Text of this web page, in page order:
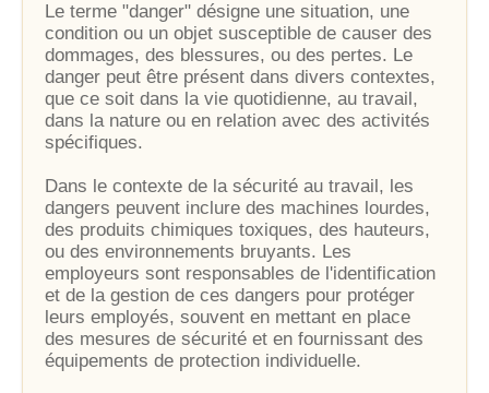
Le terme "danger" désigne une situation, une
condition ou un objet susceptible de causer des
dommages, des blessures, ou des pertes. Le
danger peut être présent dans divers contextes,
que ce soit dans la vie quotidienne, au travail,
dans la nature ou en relation avec des activités
spécifiques.
Dans le contexte de la sécurité au travail, les
dangers peuvent inclure des machines lourdes,
des produits chimiques toxiques, des hauteurs,
ou des environnements bruyants. Les
employeurs sont responsables de l'identification
et de la gestion de ces dangers pour protéger
leurs employés, souvent en mettant en place
des mesures de sécurité et en fournissant des
équipements de protection individuelle.